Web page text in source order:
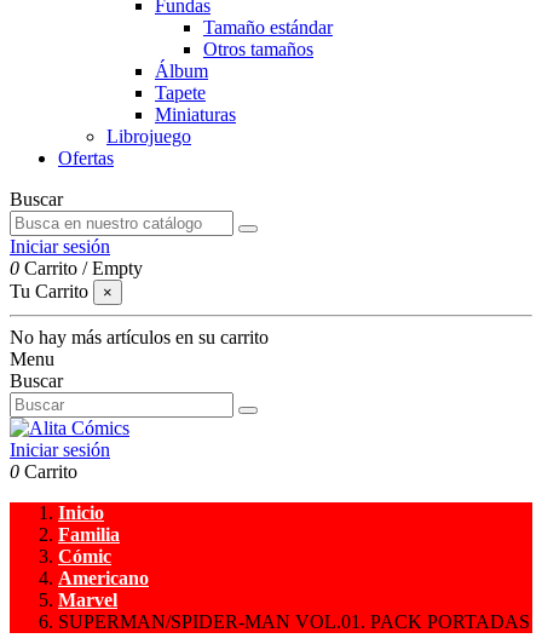
Fundas
Tamaño estándar
Otros tamaños
Álbum
Tapete
Miniaturas
Librojuego
Ofertas
Buscar
Iniciar sesión
0 Carrito /Empty
Tu Carrito
×
No hay más artículos en su carrito
Menu
Buscar
Iniciar sesión
0 Carrito
Inicio
Familia
Cómic
Americano
Marvel
SUPERMAN/SPIDER-MAN VOL.01. PACK PORTADAS